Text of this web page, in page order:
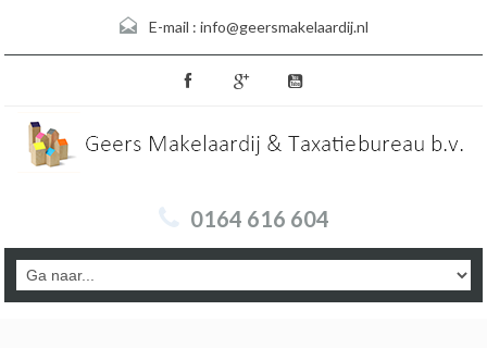
E-mail : info@geersmakelaardij.nl
0164 616 604